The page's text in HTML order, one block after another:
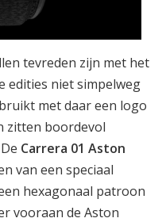
tevreden zijn met het
edities niet simpelweg
met daar een logo
zitten boordevol
Carrera 01 Aston
van een speciaal
hexagonaal patroon
vooraan de Aston